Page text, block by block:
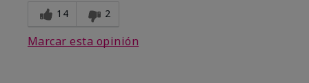
14 2
Marcar esta opinión